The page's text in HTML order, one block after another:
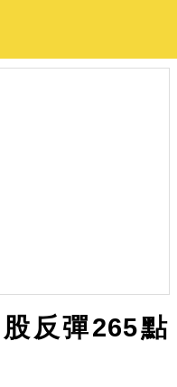
反彈265點